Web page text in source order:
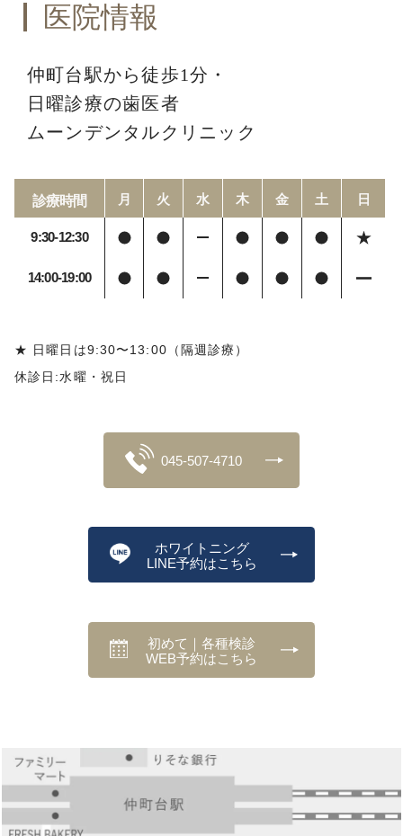
医院情報
仲町台駅から徒歩1分・
日曜診療の歯医者
ムーンデンタルクリニック
診療時間 月 火 水 木 金 土 日
9:30-12:30
14:00-19:00
★ 日曜日は9:30〜13:00（隔週診療）
休診日:水曜・祝日
045-507-4710
ホワイトニング
LINE予約はこちら
初めて｜各種検診
WEB予約はこちら